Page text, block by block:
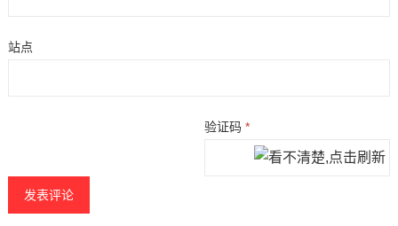
站点
验证码*